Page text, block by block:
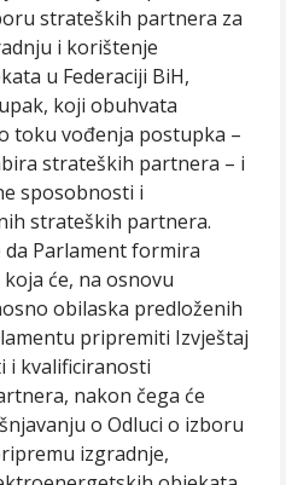
strateških partnera za
i korištenje
u Federaciji BiH,
koji obuhvata
toku vođenja postupka –
strateških partnera – i
sposobnosti i
strateških partnera.
Parlament formira
će, na osnovu
obilaska predloženih
pripremiti Izvještaj
i kvalificiranosti
nakon čega će
o Odluci o izboru
izgradnje,